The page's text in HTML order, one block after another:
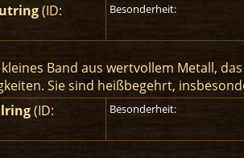
(ID:
Besonderheit:
Band aus wertvollem Metall,
Sie sind heißbegehrt,
(ID:
Besonderheit: